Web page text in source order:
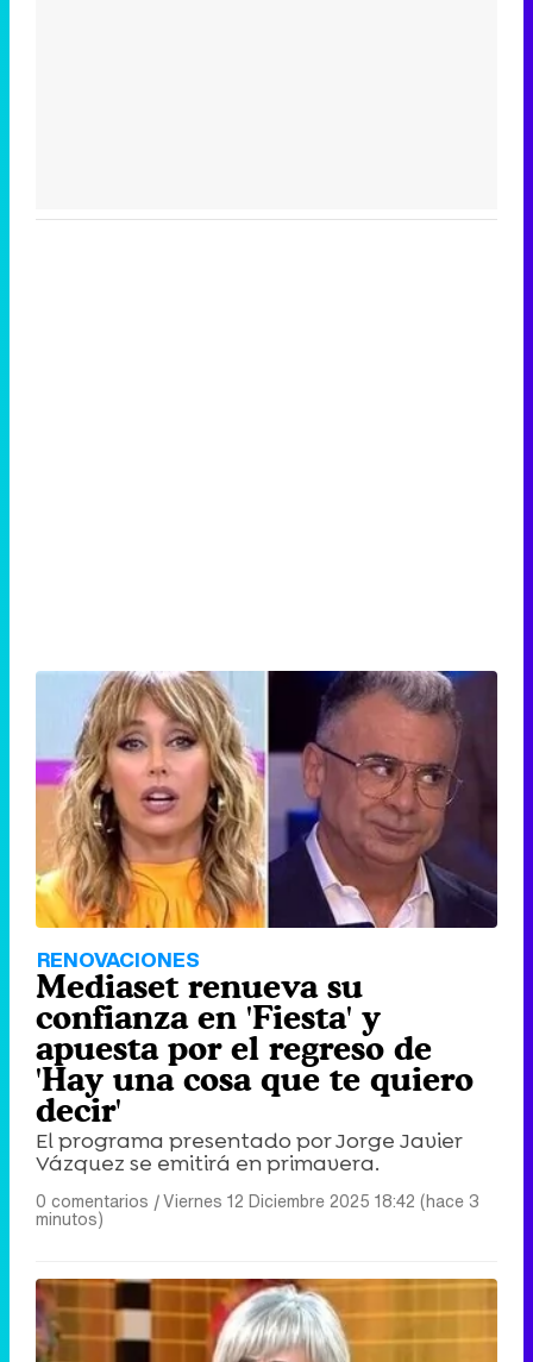
RENOVACIONES
Mediaset renueva su
confianza en 'Fiesta' y
apuesta por el regreso de
'Hay una cosa que te quiero
decir'
El programa presentado por Jorge Javier
Vázquez se emitirá en primavera.
0 comentarios |Viernes 12 Diciembre 2025 18:42 (hace 3
minutos)